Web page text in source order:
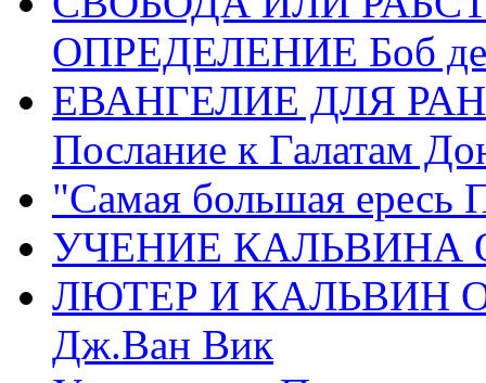
ОПРЕДЕЛЕНИЕ Боб де
ЕВАНГЕЛИЕ ДЛЯ
Послание к Галатам
"Самая большая ересь
УЧЕНИЕ КАЛЬВИНА
ЛЮТЕР И КАЛЬВИН
Дж.Ван Вик